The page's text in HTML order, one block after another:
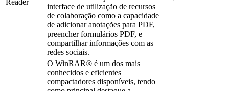
Reader
interface de utilização de recursos
de colaboração como a capacidade
de adicionar anotações para PDF,
preencher formulários PDF, e
compartilhar informações com as
redes sociais.
O WinRAR® é um dos mais
conhecidos e eficientes
compactadores disponíveis, tendo